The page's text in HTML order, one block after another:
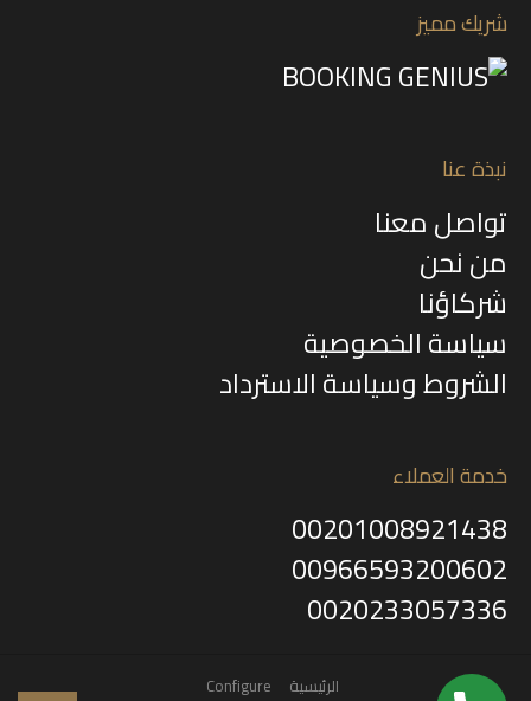
شريك مميز
نبذة عنا
تواصل معنا
من نحن
شركاؤنا
سياسة الخصوصية
الشروط وسياسة الاسترداد
خدمة العملاء
00201008921438
00966593200602
0020233057336
الرئيسية Configure